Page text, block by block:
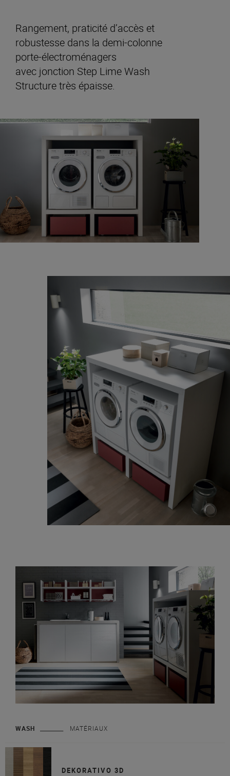
Rangement, praticité d’accès et
robustesse dans la demi-colonne
porte-électroménagers
avec jonction Step Lime Wash
Structure très épaisse.
WASH MATÉRIAUX
DEKORATIVO 3D